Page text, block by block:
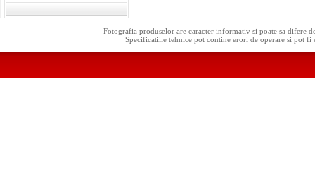
Fotografia produselor are caracter informativ si poate sa difere
Specificatiile tehnice pot contine erori de operare si pot